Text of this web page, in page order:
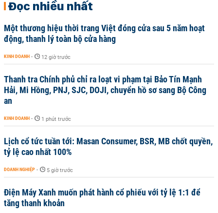
Đọc nhiều nhất
Một thương hiệu thời trang Việt đóng cửa sau 5 năm hoạt
động, thanh lý toàn bộ cửa hàng
KINH DOANH - 12 giờ trước
Thanh tra Chính phủ chỉ ra loạt vi phạm tại Bảo Tín Mạnh
Hải, Mi Hồng, PNJ, SJC, DOJI, chuyển hồ sơ sang Bộ Công
an
KINH DOANH - 1 phút trước
Lịch cổ tức tuần tới: Masan Consumer, BSR, MB chốt quyền,
tỷ lệ cao nhất 100%
DOANH NGHIỆP - 5 giờ trước
Điện Máy Xanh muốn phát hành cổ phiếu với tỷ lệ 1:1 để
tăng thanh khoản